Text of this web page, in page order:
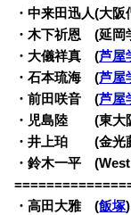
・中来田迅人(大
・木下祈恩 (延
・大儀祥真 (芦屋
・石本琉海 (芦屋
・前田咲音 (芦屋
・児島陸 (東大
・井上珀 (金光
・鈴木一平
・高田大雅 (飯塚